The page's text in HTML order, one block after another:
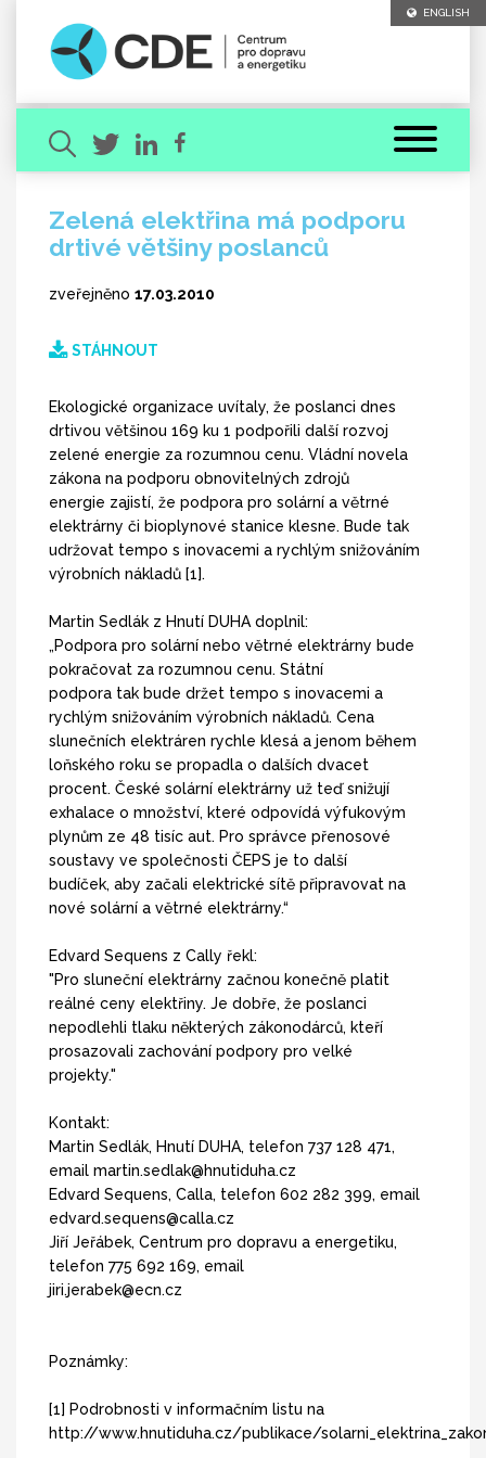
ENGLISH
Zelená elektřina má podporu
drtivé většiny poslanců
zveřejněno 17.03.2010
STÁHNOUT
Ekologické organizace uvítaly, že poslanci dnes
drtivou většinou 169 ku 1 podpořili další rozvoj
zelené energie za rozumnou cenu. Vládní novela
zákona na podporu obnovitelných zdrojů
energie zajistí, že podpora pro solární a větrné
elektrárny či bioplynové stanice klesne. Bude tak
udržovat tempo s inovacemi a rychlým snižováním
výrobních nákladů [1].
Martin Sedlák z Hnutí DUHA doplnil:
„Podpora pro solární nebo větrné elektrárny bude
pokračovat za rozumnou cenu. Státní
podpora tak bude držet tempo s inovacemi a
rychlým snižováním výrobních nákladů. Cena
slunečních elektráren rychle klesá a jenom během
loňského roku se propadla o dalších dvacet
procent. České solární elektrárny už teď snižují
exhalace o množství, které odpovídá výfukovým
plynům ze 48 tisíc aut. Pro správce přenosové
soustavy ve společnosti ČEPS je to další
budíček, aby začali elektrické sítě připravovat na
nové solární a větrné elektrárny.“
Edvard Sequens z Cally řekl:
"Pro sluneční elektrárny začnou konečně platit
reálné ceny elektřiny. Je dobře, že poslanci
nepodlehli tlaku některých zákonodárců, kteří
prosazovali zachování podpory pro velké
projekty."
Kontakt:
Martin Sedlák, Hnutí DUHA, telefon 737 128 471,
email martin.sedlak@hnutiduha.cz
Edvard Sequens, Calla, telefon 602 282 399, email
edvard.sequens@calla.cz
Jiří Jeřábek, Centrum pro dopravu a energetiku,
telefon 775 692 169, email
jiri.jerabek@ecn.cz
Poznámky:
[1] Podrobnosti v informačním listu na
http://www.hnutiduha.cz/publikace/
Hledaný výraz
VYHLEDAT [ zavřít ]